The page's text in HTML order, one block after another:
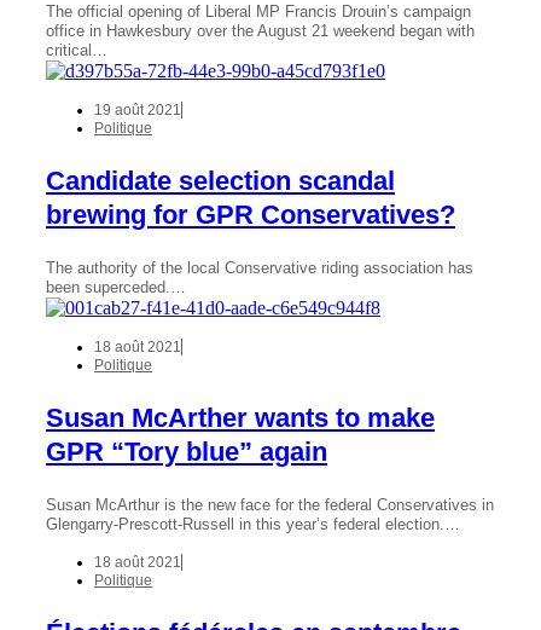
The official opening of Liberal MP Francis Drouin’s campaign
office in Hawkesbury over the August 21 weekend began with
critical…
19 août 2021
Politique
Candidate selection scandal
brewing for GPR Conservatives?
The authority of the local Conservative riding association has
been superceded.…
18 août 2021
Politique
Susan McArther wants to make
GPR “Tory blue” again
Susan McArthur is the new face for the federal Conservatives in
Glengarry-Prescott-Russell in this year’s federal election.…
18 août 2021
Politique